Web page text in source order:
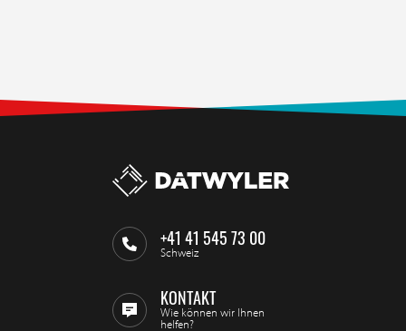
+41 41 545 73 00
Schweiz
KONTAKT
Wie können wir Ihnen
helfen?